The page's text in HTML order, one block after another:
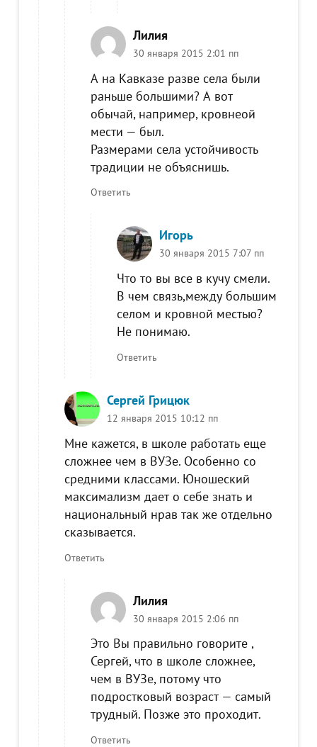
Лилия
30 января 2015 2:01 пп
А на Кавказе разве села были
раньше большими? А вот
обычай, например, кровнеой
мести — был.
Размерами села устойчивость
традиции не объяснишь.
Ответить
Игорь
30 января 2015 7:07 пп
Что то вы все в кучу смели.
В чем связь,между большим
селом и кровной местью?
Не понимаю.
Ответить
Сергей Грицюк
12 января 2015 10:12 пп
Мне кажется, в школе работать еще
сложнее чем в ВУЗе. Особенно со
средними классами. Юношеский
максимализм дает о себе знать и
национальный нрав так же отдельно
сказывается.
Ответить
Лилия
30 января 2015 2:06 пп
Это Вы правильно говорите ,
Сергей, что в школе сложнее,
чем в ВУЗе, потому что
подростковый возраст — самый
трудный. Позже это проходит.
Ответить